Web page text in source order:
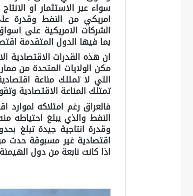
سواء عبر الاستثمار او
امريكي من النفط وقدرة
الشركات الامريكية على
بما فيها الدول المتقدمة
ان هذه القدرات الاقتصادية
مكن الولايات المتحدة من
التي لا تمتلك مناعة
تمتلك المناعة
فالعراق رغم امتلاكه
اقتصادية غير مسبوقة حدت
اذا كانت نابعة من دول